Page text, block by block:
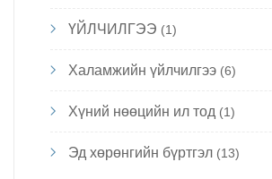
ҮЙЛЧИЛГЭЭ (1)
Халамжийн үйлчилгээ (6)
Хүний нөөцийн ил тод (1)
Эд хөрөнгийн бүртгэл (13)